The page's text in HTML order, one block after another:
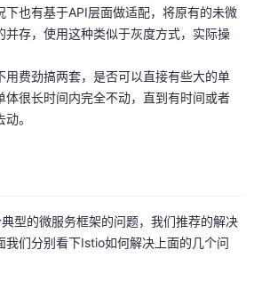
下也有基于API层面做适配，将原有的未微
并存，使用这种类似于灰度方式，实际操
用费劲搞两套，是否可以直接有些大的单
体很长时间内完全不动，直到有时间或者
。
型的微服务框架的问题，我们推荐的解决
我们分别看下Istio如何解决上面的几个问